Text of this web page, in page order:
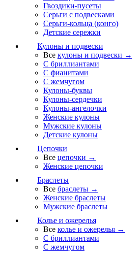
Гвоздики-пусеты
Серьги с подвесками
Серьги-кольца (конго)
Детские сережки
Кулоны и подвески
Все кулоны и подвески →
С бриллиантами
С фианитами
С жемчугом
Кулоны-буквы
Кулоны-сердечки
Кулоны-ангелочки
Женские кулоны
Мужские кулоны
Детские кулоны
Цепочки
Все цепочки →
Женские цепочки
Браслеты
Все браслеты →
Женские браслеты
Мужские браслеты
Колье и ожерелья
Все колье и ожерелья →
С бриллиантами
С жемчугом